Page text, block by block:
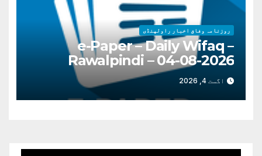
روزنامہ وفاق اخبار راولپنڈی
e-Paper – Daily Wifaq –
Rawalpindi – 04-08-2026
اگست 4, 2026